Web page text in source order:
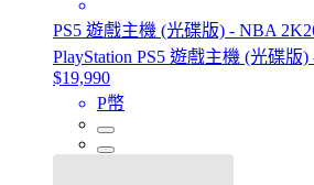
PS5 遊戲主機 (光碟版) - NBA
PlayStation PS5 遊戲主機 (光碟版
$19,990
P幣